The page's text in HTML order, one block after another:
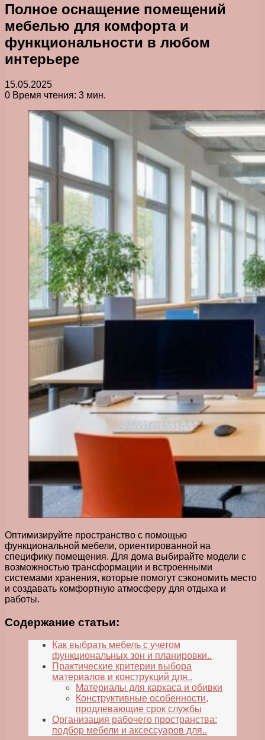
Полное оснащение помещений
мебелью для комфорта и
функциональности в любом
интерьере
15.05.2025
0 Время чтения: 3 мин.
Оптимизируйте пространство с помощью
функциональной мебели, ориентированной на
специфику помещения. Для дома выбирайте модели с
возможностью трансформации и встроенными
системами хранения, которые помогут сэкономить место
и создавать комфортную атмосферу для отдыха и
работы.
Содержание статьи:
Как выбрать мебель с учетом
функциональных зон и планировки..
Практические критерии выбора
материалов и конструкций для..
Материалы для каркаса и обивки
Конструктивные особенности,
продлевающие срок службы
Организация рабочего пространства:
подбор мебели и аксессуаров для..